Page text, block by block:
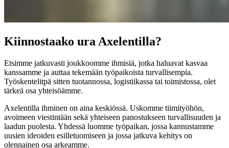
Kiinnostaako ura Axelentilla?
Etsimme jatkuvasti joukkoomme ihmisiä, jotka haluavat kasvaa
kanssamme ja auttaa tekemään työpaikoista turvallisempia.
Työskentelitpä sitten tuotannossa, logistiikassa tai toimistossa, olet
tärkeä osa yhteisöämme.
Axelentilla ihminen on aina keskiössä. Uskomme tiimityöhön,
avoimeen viestintään sekä yhteiseen panostukseen turvallisuuden ja
laadun puolesta. Yhdessä luomme työpaikan, jossa kannustamme
uusien ideoiden esilletuomiseen ja jossa jatkuva kehitys on
olennainen osa arkeamme.